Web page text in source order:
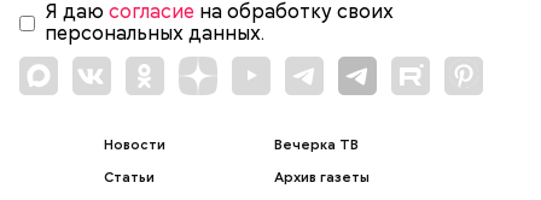
Я даю согласие на обработку своих
персональных данных.
Новости
Статьи
Вечерка ТВ
Архив газеты